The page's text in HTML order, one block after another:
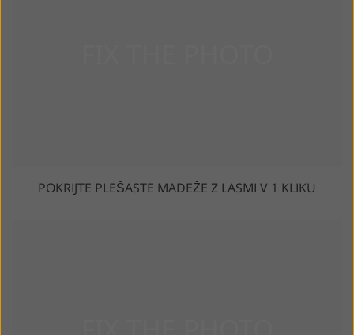
POKRIJTE PLEŠASTE MADEŽE Z LASMI V 1 KLIKU